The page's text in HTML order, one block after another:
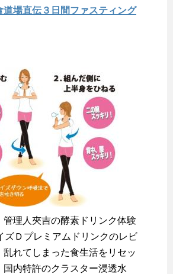
道場直伝３日間ファスティング
管理人夾吉の酵素ドリンク体験
ズＤプレミアムドリンクのレビ
乱れてしまった食生活をリセッ
国内特許のクラスター浸透水